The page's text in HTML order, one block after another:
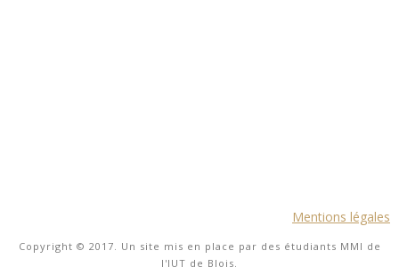
Mentions légales
Copyright © 2017. Un site mis en place par des étudiants MMI de
l'IUT de Blois.